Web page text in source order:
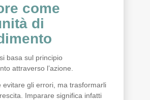
come
di
basa sul principio
attraverso l’azione.
evitare gli errori, ma trasformarli
Imparare significa infatti